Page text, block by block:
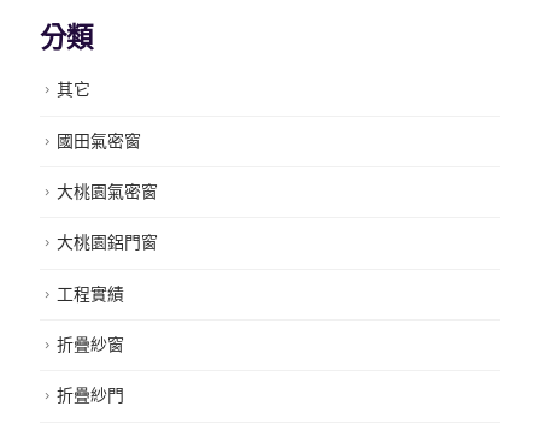
分類
其它
國田氣密窗
大桃園氣密窗
大桃園鋁門窗
工程實績
折疊紗窗
折疊紗門